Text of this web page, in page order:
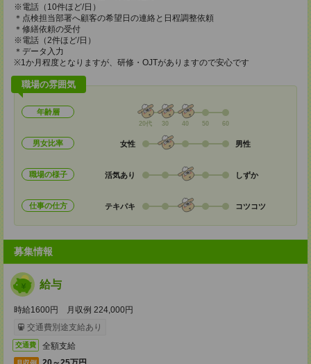
※電話（10件ほど/日）
＊点検担当部署へ顧客の希望日の連絡と日程調整依頼
＊修繕依頼の受付
※電話（2件ほど/日）
＊データ入力
※1か月程度となりますが、研修・OJTがありますので安心です
職場の雰囲気
年齢層
20代 30 40 50 60
男女比率 女性 男性
職場の様子 活気あり しずか
仕事の仕方 テキパキ コツコツ
募集情報
給与
時給1600円 月収例 224,000円
交通費別途支給あり
交通費 全額支給